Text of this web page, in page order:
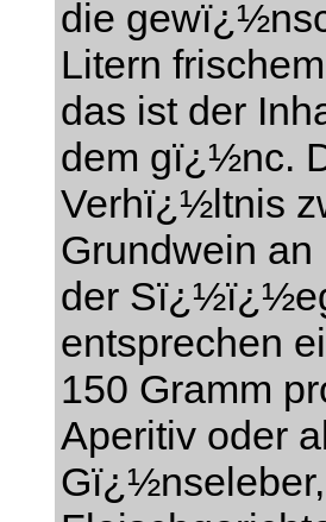
die
Litern
das ist der
dem gï¿½nc.
Verhï¿½ltnis
Grundwein
der
entsprechen
150 Gramm
Aperitiv oder